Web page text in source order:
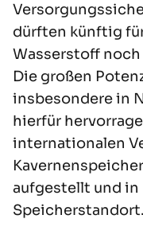
dürften künftig
Wasserstoff
Die großen
insbesondere in
hierfür
internationalen
aufgestellt und in
Speicherstandort.